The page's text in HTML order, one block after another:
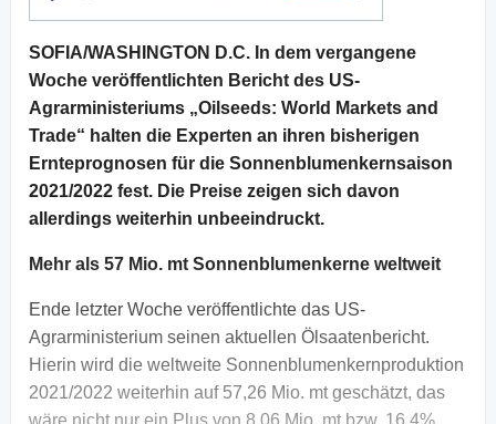
Play
SOFIA/WASHINGTON D.C. In dem vergangene
Woche veröffentlichten Bericht des US-
Agrarministeriums „Oilseeds: World Markets and
Trade“ halten die Experten an ihren bisherigen
Ernteprognosen für die Sonnenblumenkernsaison
2021/2022 fest. Die Preise zeigen sich davon
allerdings weiterhin unbeeindruckt.
Mehr als 57 Mio. mt Sonnenblumenkerne weltweit
Ende letzter Woche veröffentlichte das US-
Agrarministerium seinen aktuellen Ölsaatenbericht.
Hierin wird die weltweite Sonnenblumenkernproduktion
2021/2022 weiterhin auf 57,26 Mio. mt geschätzt, das
wäre nicht nur ein Plus von 8,06 Mio. mt bzw. 16,4%